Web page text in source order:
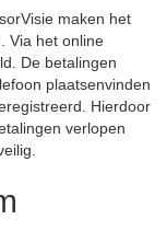
maken het
Via het online
De betalingen
plaatsenvinden
Hierdoor
verlopen